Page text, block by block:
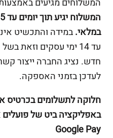
המשלוחים מגיעים
במלאי.במידה והתכשיט
עד 14 ימי עסקים וזאת
חדש. נציג החברה ייצור
לעדכן בזמני האספקה.
חלוקה לתשלומים בכרטיס
Google Pay